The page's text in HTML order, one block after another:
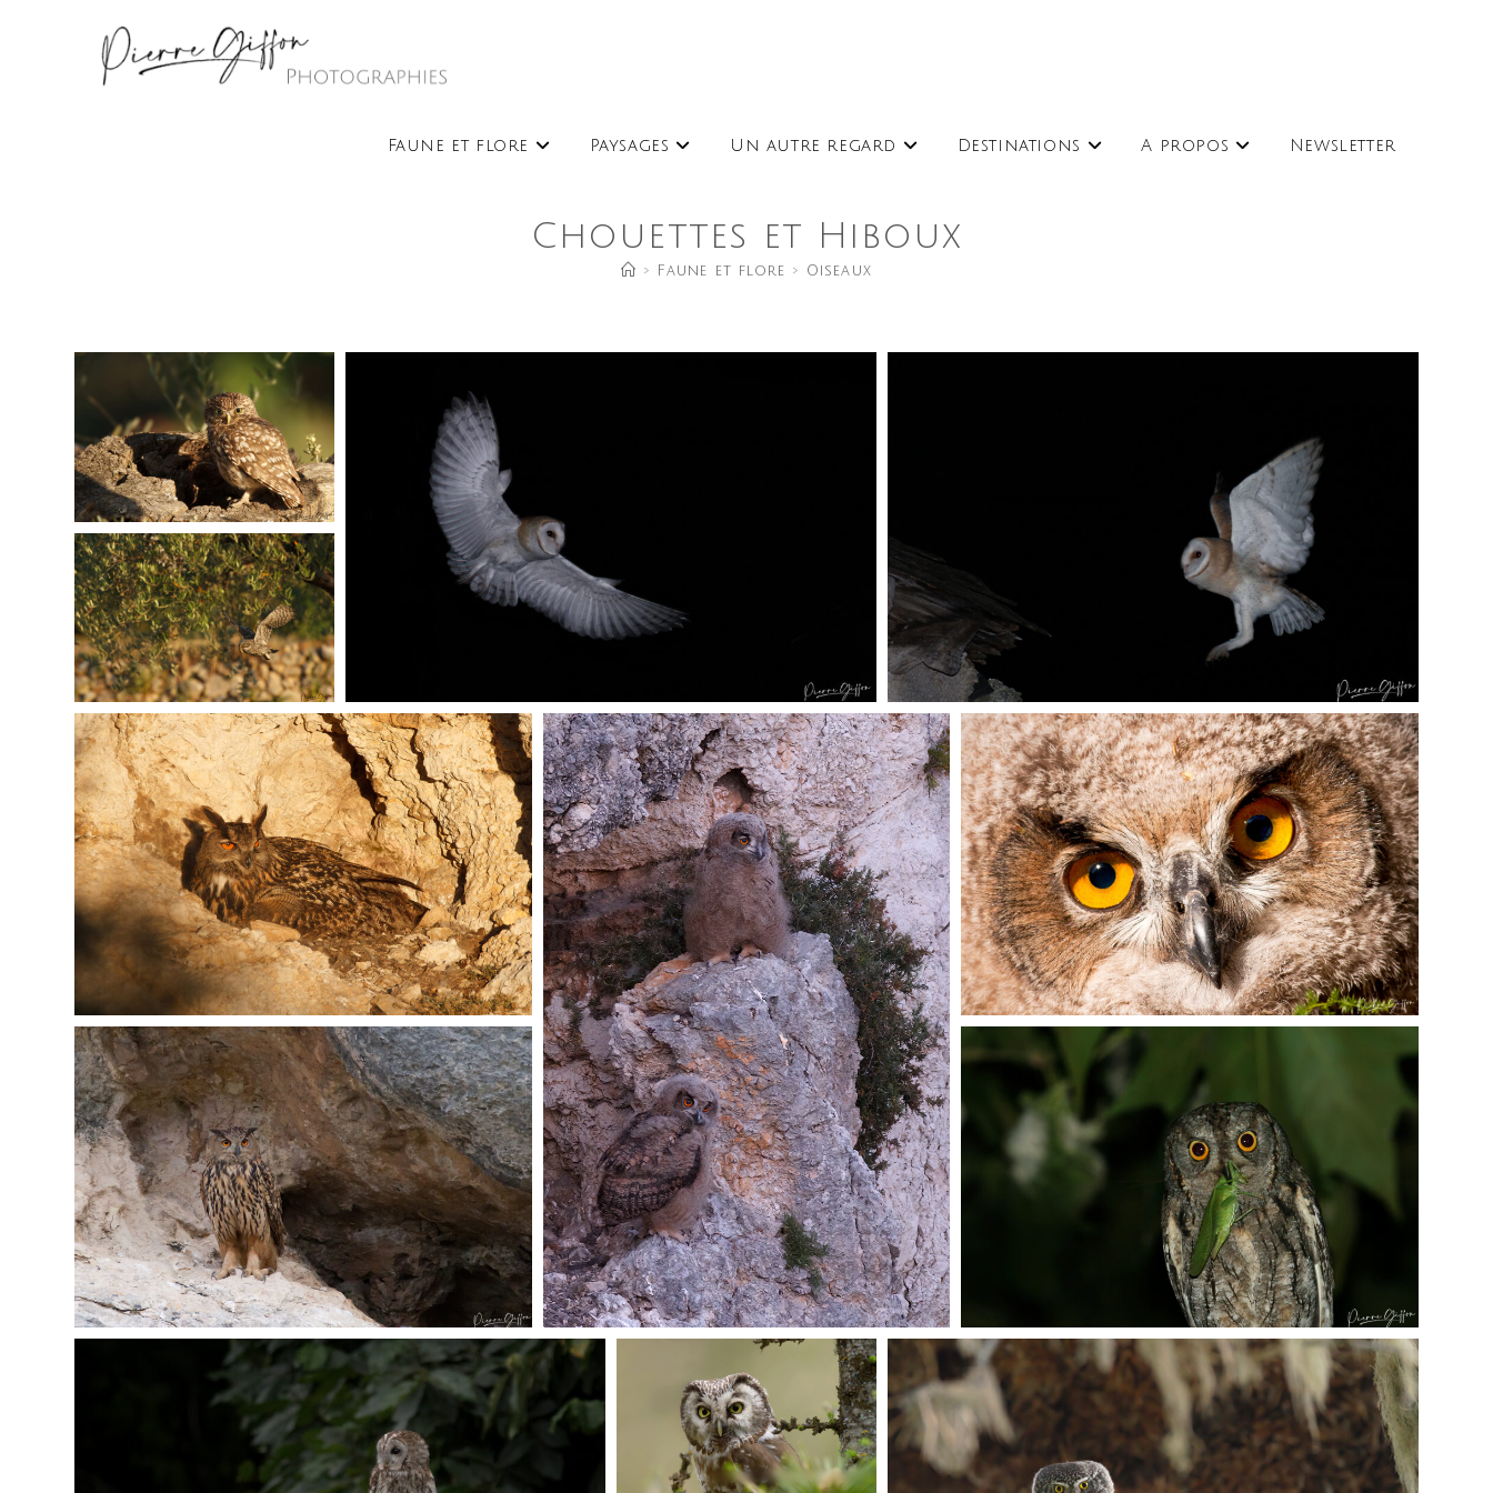
Faune et flore Paysages Un autre regard Destinations A propos Newsletter
Chouettes et Hiboux
> Faune et flore > Oiseaux